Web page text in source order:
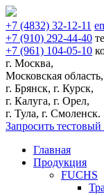
+7 (4832) 32-12-11
+7 (910) 292-44-40
+7 (961) 104-05-10
г. Москва,
Московская область,
г. Брянск, г. Курск,
г. Калуга, г. Орел,
г. Тула, г. Смоленск.
Запросить тестовый
Главная
Продукция
FUCHS